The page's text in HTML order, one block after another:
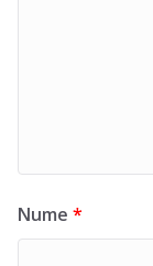
Nume *